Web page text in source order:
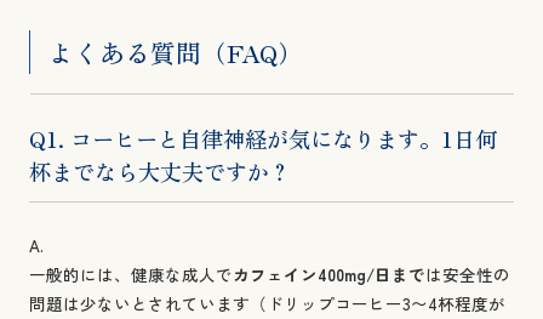
よくある質問（FAQ）
Q1. コーヒーと自律神経が気になります。1日何
杯までなら大丈夫ですか？
A.
一般的には、健康な成人でカフェイン400mg/日までは安全性の
問題は少ないとされています（ドリップコーヒー3〜4杯程度が